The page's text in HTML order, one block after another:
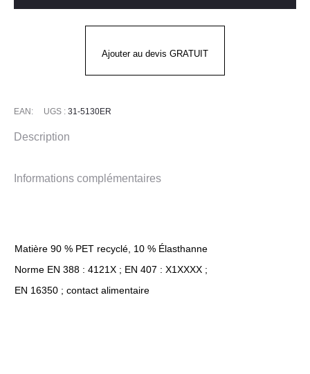
TEK
Ajouter au devis GRATUIT
EAN: UGS : 31-5130ER
Description
Informations complémentaires
Matière 90 % PET recyclé, 10 % Élasthanne
Norme EN 388 : 4121X ; EN 407 : X1XXXX ;
EN 16350 ; contact alimentaire